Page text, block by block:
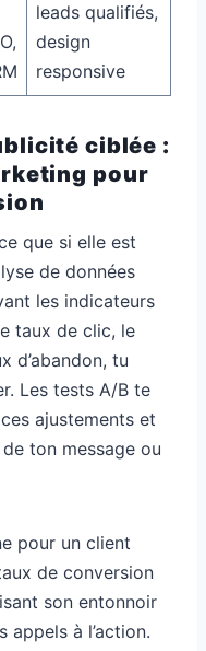
leads qualifiés,
design
responsive
ciblée :
pour
que si elle est
de données
les indicateurs
taux de clic, le
d’abandon, tu
Les tests A/B te
ajustements et
ton message ou
pour un client
de conversion
son entonnoir
appels à l’action.